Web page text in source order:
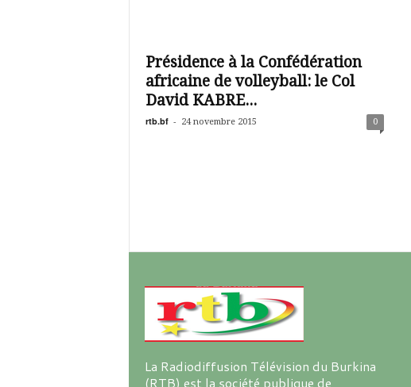
i
Présidence à la Confédération
africaine de volleyball: le Col
David KABRE...
rtb.bf - 24 novembre 2015 0
La Radiodiffusion Télévision du Burkina
(RTB) est la société publique de